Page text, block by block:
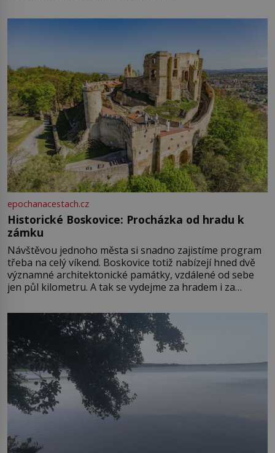
epochanacestach.cz
Historické Boskovice: Procházka od hradu k
zámku
Návštěvou jednoho města si snadno zajistíme program
třeba na celý víkend. Boskovice totiž nabízejí hned dvě
významné architektonické památky, vzdálené od sebe
jen půl kilometru. A tak se vydejme za hradem i za
Boskovice na okraji Drahanské vrchoviny vznikla někdy
ve13. století, a už v roce 1313 kronikáři zaznamenali